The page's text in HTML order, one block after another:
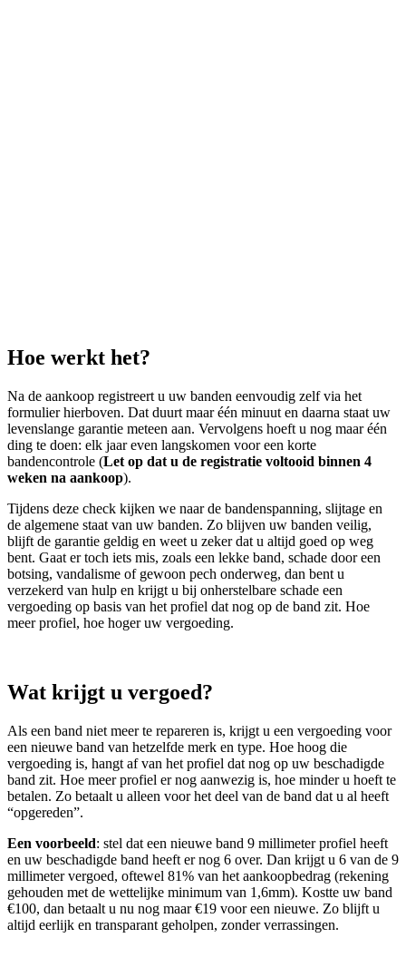
Hoe werkt het?
Na de aankoop registreert u uw banden eenvoudig zelf via het
formulier hierboven. Dat duurt maar één minuut en daarna staat uw
levenslange garantie meteen aan. Vervolgens hoeft u nog maar één
ding te doen: elk jaar even langskomen voor een korte
bandencontrole (Let op dat u de registratie voltooid binnen 4
weken na aankoop).
Tijdens deze check kijken we naar de bandenspanning, slijtage en
de algemene staat van uw banden. Zo blijven uw banden veilig,
blijft de garantie geldig en weet u zeker dat u altijd goed op weg
bent. Gaat er toch iets mis, zoals een lekke band, schade door een
botsing, vandalisme of gewoon pech onderweg, dan bent u
verzekerd van hulp en krijgt u bij onherstelbare schade een
vergoeding op basis van het profiel dat nog op de band zit. Hoe
meer profiel, hoe hoger uw vergoeding.
Wat krijgt u vergoed?
Als een band niet meer te repareren is, krijgt u een vergoeding voor
een nieuwe band van hetzelfde merk en type. Hoe hoog die
vergoeding is, hangt af van het profiel dat nog op uw beschadigde
band zit. Hoe meer profiel er nog aanwezig is, hoe minder u hoeft te
betalen. Zo betaalt u alleen voor het deel van de band dat u al heeft
“opgereden”.
Een voorbeeld: stel dat een nieuwe band 9 millimeter profiel heeft
en uw beschadigde band heeft er nog 6 over. Dan krijgt u 6 van de 9
millimeter vergoed, oftewel 81% van het aankoopbedrag (rekening
gehouden met de wettelijke minimum van 1,6mm). Kostte uw band
€100, dan betaalt u nu nog maar €19 voor een nieuwe. Zo blijft u
altijd eerlijk en transparant geholpen, zonder verrassingen.